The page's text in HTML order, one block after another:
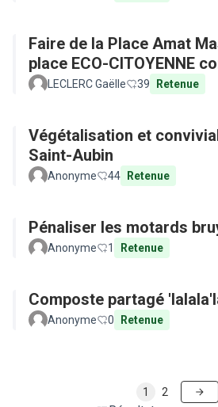
Faire de la Place Amat
place ECO-CITOYENNE
LECLERC Gaëlle 39 Retenue
Végétalisation et
Saint-Aubin
Anonyme 44 Retenue
Pénaliser les motards
Anonyme 1 Retenue
Composte partagé
Anonyme 0 Retenue
1 2